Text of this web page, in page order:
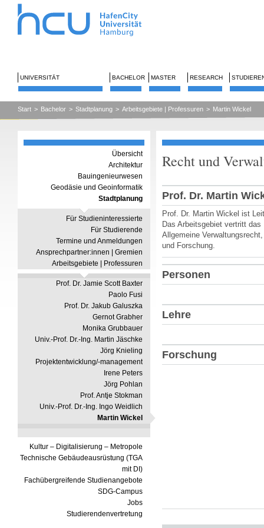
UNIVERSITÄT BACHELOR MASTER RESEARCH
Start > Bachelor > Stadtplanung > Arbeitsgebiete | Professuren > Martin Wickel
Übersicht
Architektur
Bauingenieurwesen
Geodäsie und Geoinformatik
Stadtplanung
Für Studieninteressierte
Für Studierende
Termine und Anmeldungen
Ansprechpartner:innen | Gremien
Arbeitsgebiete | Professuren
Prof. Dr. Jamie Scott Baxter
Paolo Fusi
Prof. Dr. Jakub Galuszka
Gernot Grabher
Monika Grubbauer
Univ.-Prof. Dr.-Ing. Martin Jäschke
Jörg Knieling
Projektentwicklung/-management
Irene Peters
Jörg Pohlan
Prof. Antje Stokman
Univ.-Prof. Dr.-Ing. Ingo Weidlich
Martin Wickel
Kultur – Digitalisierung – Metropole
Technische Gebäudeausrüstung (TGA
mit DI)
Fachübergreifende Studienangebote
SDG-Campus
Jobs
Studierendenvertretung
Recht und
Prof. Dr. Martin
Prof. Dr. Martin Wickel ist
Das Arbeitsgebiet vertritt
Allgemeine
und Forschung.
Personen
Lehre
Forschung